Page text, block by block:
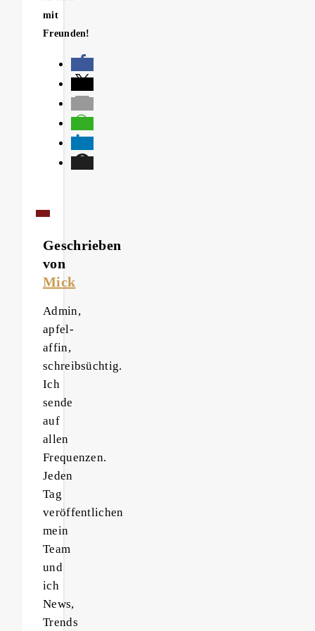
mit
Freunden!
Geschrieben
von
Mick
Admin,
apfel-
affin,
schreibsüchtig.
Ich
sende
auf
allen
Frequenzen.
Jeden
Tag
veröffentlichen
mein
Team
und
ich
News,
Trends